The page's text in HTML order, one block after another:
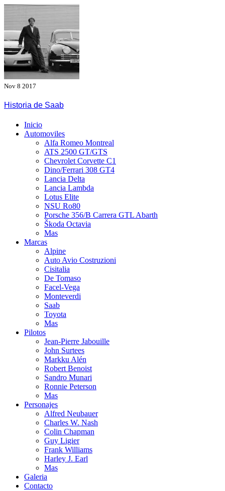
Nov 8 2017
Historia de Saab
Menú
principal
Inicio
Automoviles
Alfa Romeo Montreal
ATS 2500 GT/GTS
Chevrolet Corvette C1
Dino/Ferrari 308 GT4
Lancia Delta
Lancia Lambda
Lotus Elite
NSU Ro80
Porsche 356/B Carrera GTL Abarth
Škoda Octavia
Mas
Marcas
Alpine
Auto Avio Costruzioni
Cisitalia
De Tomaso
Facel-Vega
Monteverdi
Saab
Toyota
Mas
Pilotos
Jean-Pierre Jabouille
John Surtees
Markku Alén
Robert Benoist
Sandro Munari
Ronnie Peterson
Mas
Personajes
Alfred Neubauer
Charles W. Nash
Colin Chapman
Guy Ligier
Frank Williams
Harley J. Earl
Mas
Galeria
Contacto